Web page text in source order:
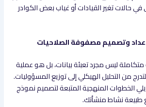
حالات تغير القيادات أو غياب بعض الكوادر
وتصميم مصفوفة الصلاحيات
ليس مجرد تعبئة بيانات، بل هو عملية
من التحليل الهيكلي إلى توزيع المسؤوليات.
الخطوات المنهجية المتبعة لتصميم نموذج
طبيعة نشاط منشأتك.